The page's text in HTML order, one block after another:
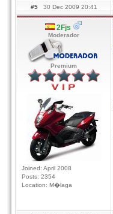
#5 30 Dec 2009 20:41
2Fjs
Moderador
Premium
Joined: April 2008
Posts: 2354
Location: M�laga